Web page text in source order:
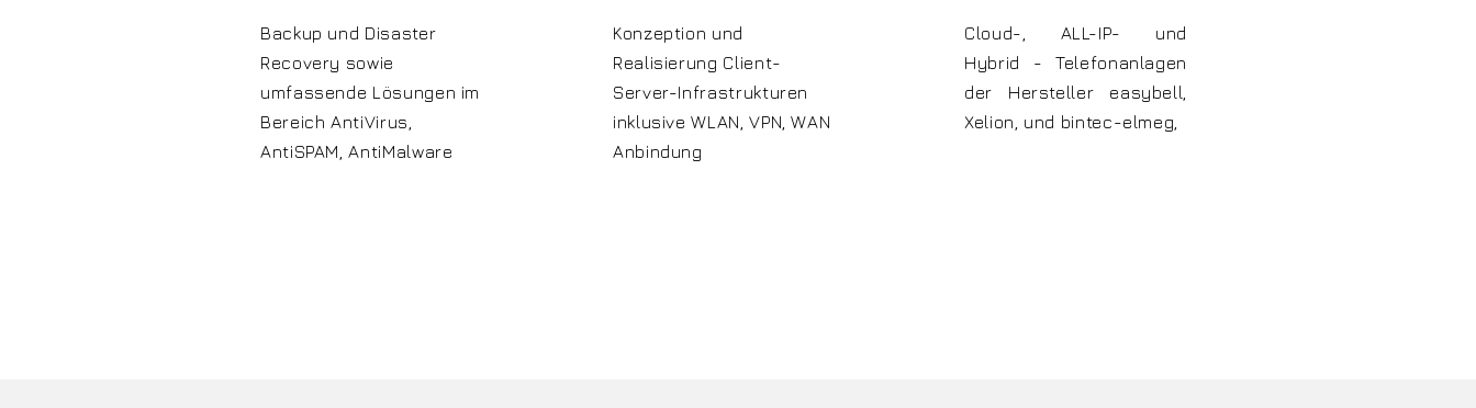
Backup und Disaster
Recovery sowie
umfassende Lösungen im
Bereich AntiVirus,
AntiSPAM, AntiMalware
Konzeption und
Realisierung Client-
Server-Infrastrukturen
inklusive WLAN, VPN, WAN
Anbindung
Cloud-, ALL-IP- und
Hybrid - Telefonanlagen
der Hersteller easybell,
Xelion, und bintec-elmeg,